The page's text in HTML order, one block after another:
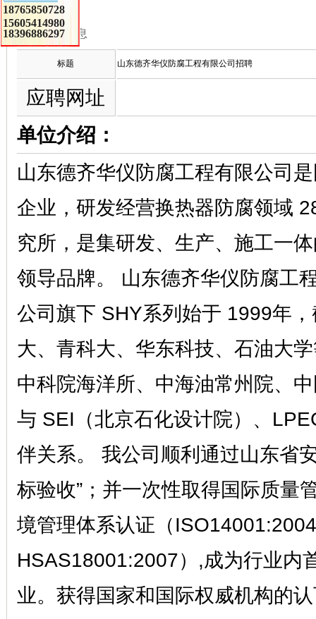
招聘信息
标题 山东德齐华仪防腐工程有限公司招聘
应聘网址
单位介绍：
山东德齐华仪防腐工程有限公司
企业，研发经营换热器防腐领域
究所，是集研发、生产、施工一
领导品牌。 山东德齐华仪防腐工
公司旗下 SHY系列始于 1999年
大、青科大、华东科技、石油大
中科院海洋所、中海油常州院、
与 SEI（北京石化设计院）、
伴关系。 我公司顺利通过山东省
标验收”；并一次性取得国际质量
境管理体系认证（
HSAS18001:2007）,成为行业内
业。获得国家和国际权威机构的
18765850728
15605414980
18396886297